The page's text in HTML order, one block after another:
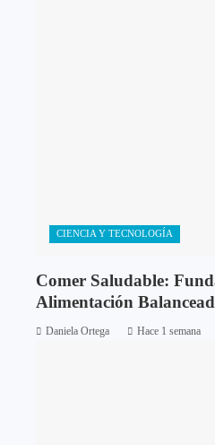
CIENCIA Y TECNOLOGÍA
Comer Saludable:
Alimentación
Daniela Ortega Hace 1 semana